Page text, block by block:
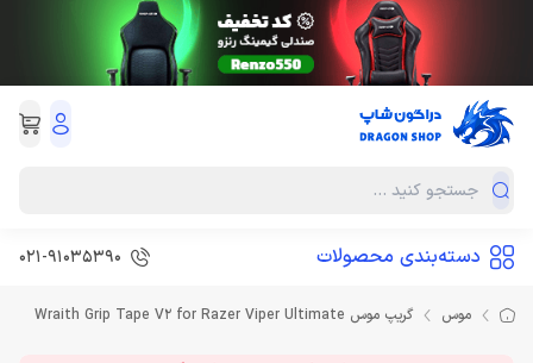
دسته‌بندی محصولات 021-91035390
موس گریپ موس Wraith Grip Tape V2 for Razer Viper Ultimate